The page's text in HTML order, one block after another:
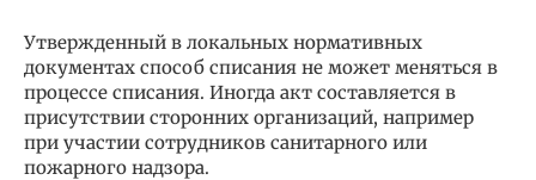
Утвержденный в локальных нормативных
документах способ списания не может меняться в
процессе списания. Иногда акт составляется в
присутствии сторонних организаций, например
при участии сотрудников санитарного или
пожарного надзора.